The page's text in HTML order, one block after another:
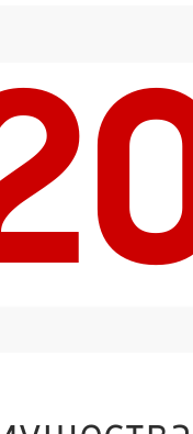
каретки МФУ Canon
печатной головки